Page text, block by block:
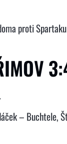
proti
–